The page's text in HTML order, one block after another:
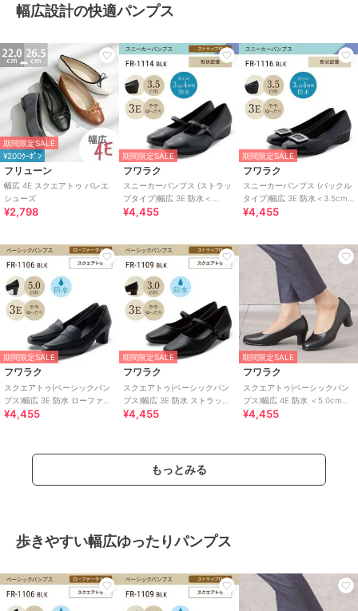
幅広設計の快適パンプス
期間限定SALE
¥200ｸｰﾎﾟﾝ
フリューン
幅広 4E スクエアトゥ バレエ
シューズ
¥2,798
期間限定SALE
フワラク
スニーカーパンプス (ストラッ
プタイプ)幅広 3E 防水＜
3.5cmヒール＞
¥4,455
期間限定SALE
フワラク
スニーカーパンプス (バックル
タイプ)幅広 3E 防水＜3.5cm
ヒール＞
¥4,455
期間限定SALE
フワラク
スクエアトゥ(ベーシックパン
プス)幅広 3E 防水 ローファー
＜5.0cmヒール＞
¥4,455
期間限定SALE
フワラク
スクエアトゥ(ベーシックパン
プス)幅広 3E 防水 ストラップ
＜3.0cmヒール＞
¥4,455
期間限定SALE
フワラク
スクエアトゥ(ベーシックパン
プス)幅広 4E 防水 ＜5.0cmヒ
ール＞
¥4,455
もっとみる
歩きやすい幅広ゆったりパンプス